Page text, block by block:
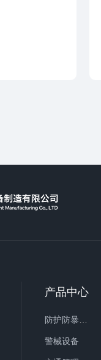
产品中心
警械设备